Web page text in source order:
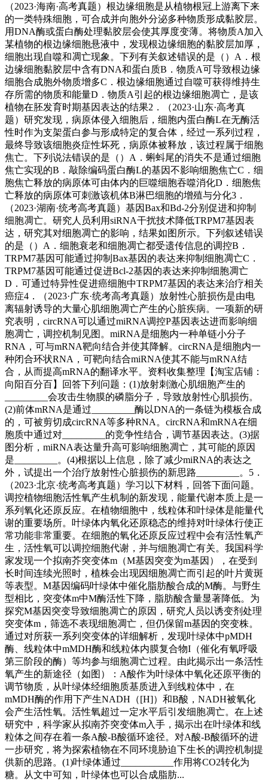
（2023·海南·高考真题）根边缘细胞是从植物根冠上游离下来
的一类特殊细胞，可合成并向胞外分泌多种物质形成黏胶层。
用DNA酶或蛋白酶处理黏胶层会使其厚度变薄。将物质A加入
某植物的根边缘细胞悬液中，发现根边缘细胞的黏胶层加厚，
细胞出现自噬和凋亡现象。下列有关叙述错误的是（）A．根
边缘细胞黏胶层中含有DNA和蛋白质B．物质A可导致根边缘
细胞合成胞外物质增多C．根边缘细胞通过自噬可获得维持生
存所需的物质和能量D．物质A引起的根边缘细胞凋亡，是该
植物在胚发育时期基因表达的结果2．（2023·山东·高考真
题）研究发现，病原体侵入细胞后，细胞内蛋白酶L在无酶活
性时作为支架蛋白参与形成特定的复合体，经过一系列过程，
最终导致该细胞炎症性坏死，病原体被释放，该过程属于细胞
焦亡。下列说法错误的是（）A．蝌蚪尾的消失不是通过细胞
焦亡实现的B．敲除编码蛋白酶L的基因不影响细胞焦亡C．细
胞焦亡释放的病原体可由体内的巨噬细胞吞噬消化D．细胞焦
亡释放的病原体可刺激该机体B淋巴细胞的增殖与分化3．
（2023·湖南·统考高考真题）基因Bax和Bd-2分别促进和抑制
细胞凋亡。研究人员利用siRNA干扰技术降低TRPM7基因表
达，研究其对细胞凋亡的影响，结果如图所示。下列叙述错误
的是（）A．细胞衰老和细胞凋亡都受遗传信息的调控B．
TRPM7基因可能通过抑制Bax基因的表达来抑制细胞凋亡C．
TRPM7基因可能通过促进Bcl-2基因的表达来抑制细胞凋亡
D．可通过特异性促进癌细胞中TRPM7基因的表达来治疗相关
癌症4．（2023·广东·统考高考真题）放射性心脏损伤是由电
离辐射诱导的大量心肌细胞凋亡产生的心脏疾病。一项新的研
究表明，circRNA可以通过miRNA调控P基因表达进而影响细
胞凋亡，调控机制见图。miRNA是细胞内一种单链小分子
RNA，可与mRNA靶向结合并使其降解。circRNA是细胞内一
种闭合环状RNA，可靶向结合miRNA使其不能与mRNA结
合，从而提高mRNA的翻译水平。资料收集整理【淘宝店铺：
向阳百分百】回答下列问题：(1)放射刺激心肌细胞产生的
_________会攻击生物膜的磷脂分子，导致放射性心肌损伤。
(2)前体mRNA是通过_________酶以DNA的一条链为模板合成
的，可被剪切成circRNA等多种RNA。circRNA和mRNA在细
胞质中通过对_________的竞争性结合，调节基因表达。(3)据
图分析，miRNA表达量升高可影响细胞凋亡，其可能的原因
是_________。(4)根据以上信息，除了减少miRNA的表达之
外，试提出一个治疗放射性心脏损伤的新思路_________。5．
（2023·北京·统考高考真题）学习以下材料，回答下面问题。
调控植物细胞活性氧产生机制的新发现，能量代谢本质上是一
系列氧化还原反应。在植物细胞中，线粒体和叶绿体是能量代
谢的重要场所。叶绿体内氧化还原稳态的维持对叶绿体行使正
常功能非常重要。在细胞的氧化还原反应过程中会有活性氧产
生，活性氧可以调控细胞代谢，并与细胞凋亡有关。我国科学
家发现一个拟南芥突变体m（M基因突变为m基因），在受到
长时间连续光照时，植株会出现因细胞凋亡而引起的叶片黄斑
等表型。M基因编码叶绿体中催化脂肪酸合成的M酶。与野生
型相比，突变体m中M酶活性下降，脂肪酸含量显著降低。为
探究M基因突变导致细胞凋亡的原因，研究人员以诱变剂处理
突变体m，筛选不表现细胞凋亡，但仍保留m基因的突变株。
通过对所获一系列突变体的详细解析，发现叶绿体中pMDH
酶、线粒体中mMDH酶和线粒体内膜复合物I（催化有氧呼吸
第三阶段的酶）等均参与细胞凋亡过程。由此揭示出一条活性
氧产生的新途径（如图）：A酸作为叶绿体中氧化还原平衡的
调节物质，从叶绿体经细胞质基质进入到线粒体中，在
mMDH酶的作用下产生NADH（[H]）和B酸，NADH被氧化
会产生活性氧。活性氧超过一定水平后引发细胞凋亡。在上述
研究中，科学家从拟南芥突变体m入手，揭示出在叶绿体和线
粒体之间存在着一条A酸-B酸循环途径。对A酸-B酸循环的进
一步研究，将为探索植物在不同环境胁迫下生长的调控机制提
供新的思路。(1)叶绿体通过___________作用将CO2转化为
糖。从文中可知，叶绿体也可以合成脂肪...